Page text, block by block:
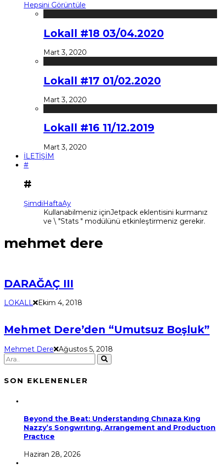
Hepsini Görüntüle
Lokall #18 03/04.2020
Mart 3, 2020
Lokall #17 01/02.2020
Mart 3, 2020
Lokall #16 11/12.2019
Mart 3, 2020
İLETİŞİM
#
#
ŞimdiHaftaAy
Kullanabilmeniz içinJetpack eklentisini kurmanız
ve \ "Stats " modülünü etkinleştirmeniz gerekir.
mehmet dere
DARAĞAÇ III
LOKALL Ekim 4, 2018
Mehmet Dere’den “Umutsuz Boşluk”
Mehmet Dere Ağustos 5, 2018
SON EKLENENLER
Beyond the Beat: Understandıng Chınaza Kıng
Nazzy’s Songwrıtıng, Arrangement and Productıon
Practıce
Haziran 28, 2026